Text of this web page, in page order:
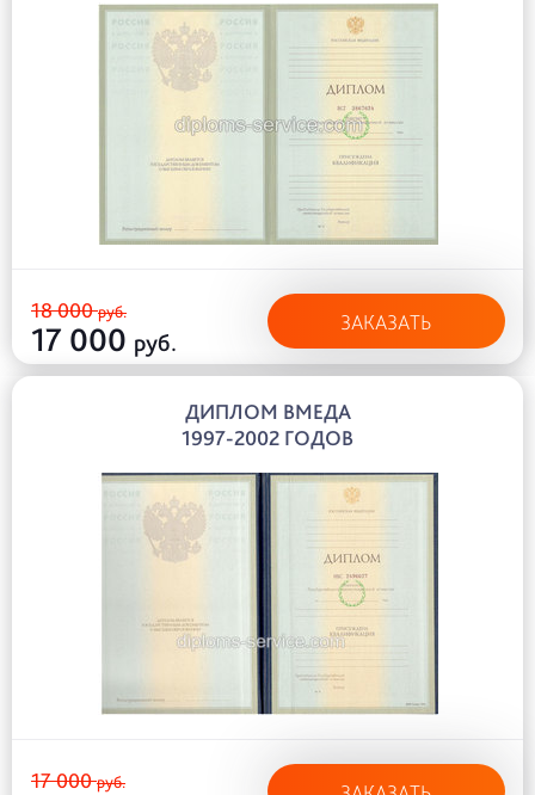
18 000руб.
17 000 руб.
ЗАКАЗАТЬ
ДИПЛОМ ВМЕДА
1997-2002 ГОДОВ
17 000руб.